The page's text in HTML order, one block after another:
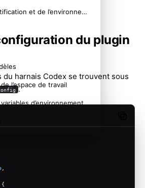
du plugin
du harnais Codex se trouvent sous
.
,
{
Isolation de l’authentification et de l’environnement
l’espace de travail
d’environnement